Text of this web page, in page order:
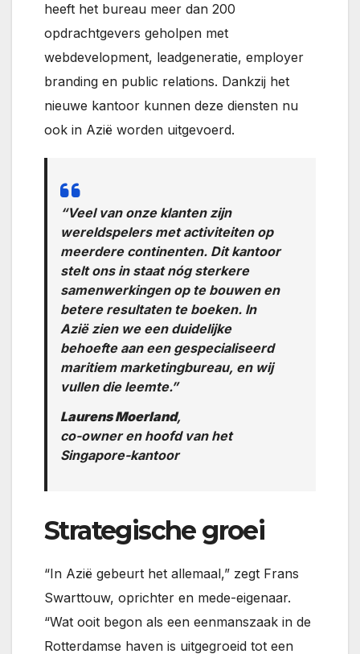
heeft het bureau meer dan 200
opdrachtgevers geholpen met
webdevelopment, leadgeneratie, employer
branding en public relations. Dankzij het
nieuwe kantoor kunnen deze diensten nu
ook in Azië worden uitgevoerd.
“Veel van onze klanten zijn
wereldspelers met activiteiten op
meerdere continenten. Dit kantoor
stelt ons in staat nóg sterkere
samenwerkingen op te bouwen en
betere resultaten te boeken. In
Azië zien we een duidelijke
behoefte aan een gespecialiseerd
maritiem marketingbureau, en wij
vullen die leemte.”
Laurens Moerland,
co-owner en hoofd van het
Singapore-kantoor
Strategische groei
“In Azië gebeurt het allemaal,” zegt Frans
Swarttouw, oprichter en mede-eigenaar.
“Wat ooit begon als een eenmanszaak in de
Rotterdamse haven is uitgegroeid tot een